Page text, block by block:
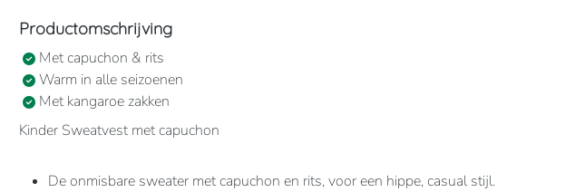
Productomschrijving
Met capuchon & rits
Warm in alle seizoenen
Met kangaroe zakken
Kinder Sweatvest met capuchon
De onmisbare sweater met capuchon en rits, voor een hippe, casual stijl.